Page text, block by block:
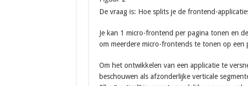
De vraag is: Hoe splits je de frontend-
Je kan 1 micro-frontend per pagina tonen en
om meerdere micro-frontends te tonen op een
Om het ontwikkelen van een applicatie te
beschouwen als afzonderlijke verticale